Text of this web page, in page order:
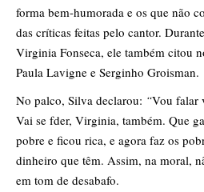
forma bem-humorada e os que não
das críticas feitas pelo cantor.
Virginia Fonseca, ele também citou
Paula Lavigne e Serginho Groisman.
No palco, Silva declarou: “Vou falar
Vai se fder, Virginia, também. Que
pobre e ficou rica, e agora faz os
dinheiro que têm. Assim, na moral,
em tom de desabafo.